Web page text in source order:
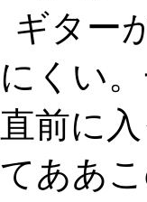
ギター
にくい
直前に
てああ